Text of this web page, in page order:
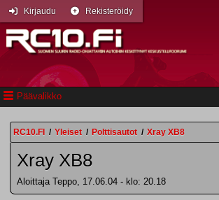
Päävalikko
Kirjaudu Rekisteröidy
RC10.FI / Yleiset / Polttisautot / Xray XB8
Xray XB8
Aloittaja Teppo, 17.06.04 - klo: 20.18